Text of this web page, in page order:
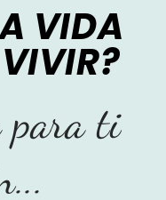
VIDA
para ti